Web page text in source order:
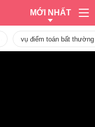
MỚI NHẤT
vụ điểm toán bất